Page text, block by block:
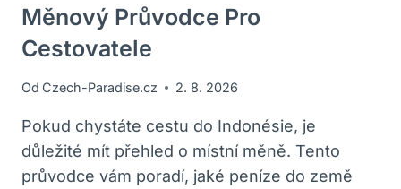
Měnový Průvodce Pro
Cestovatele
Od Czech-Paradise.cz 2. 8. 2026
Pokud chystáte cestu do Indonésie, je
důležité mít přehled o místní měně. Tento
průvodce vám poradí, jaké peníze do země